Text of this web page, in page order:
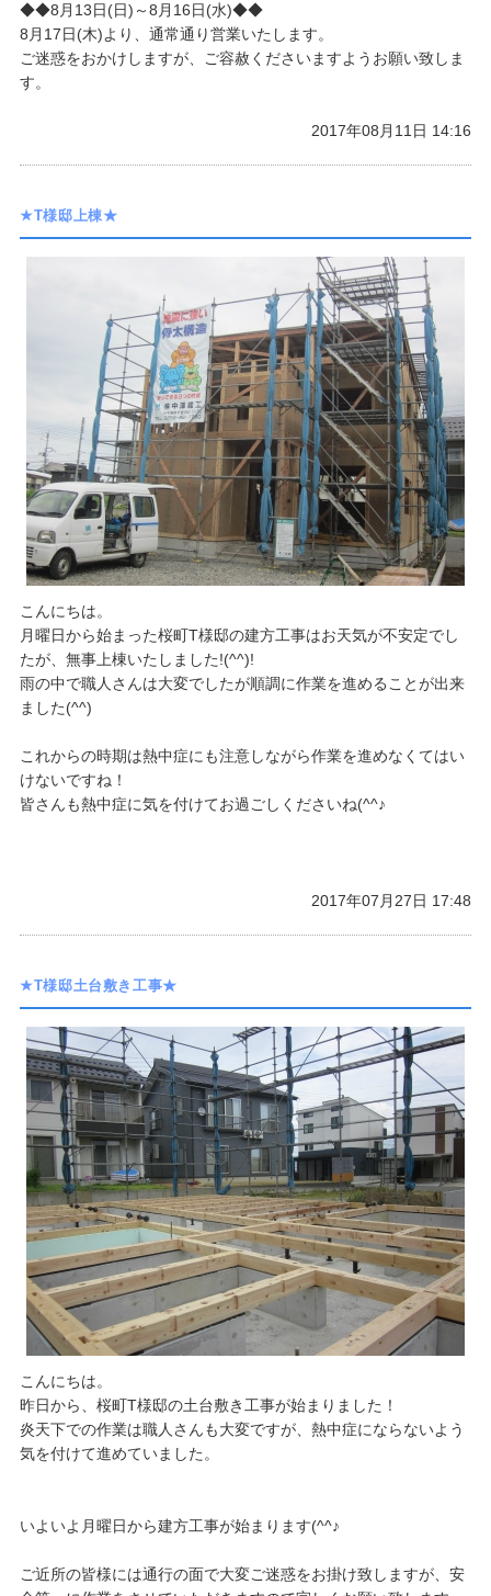
◆◆8月13日(日)～8月16日(水)◆◆
8月17日(木)より、通常通り営業いたします。
ご迷惑をおかけしますが、ご容赦くださいますようお願い致しま
す。
2017年08月11日 14:16
★T様邸上棟★
こんにちは。
​月曜日から始まった桜町T様邸の建方工事はお天気が不安定でし
たが、無事上棟いたしました!(^^)!
雨の中で職人さんは大変でしたが順調に作業を進めることが出来
ました(^^)
これからの時期は熱中症にも注意しながら作業を進めなくてはい
けないですね！
​皆さんも熱中症に気を付けてお過ごしくださいね(^^♪
2017年07月27日 17:48
★T様邸土台敷き工事★
こんにちは。
​昨日から、桜町T様邸の土台敷き工事が始まりました！
炎天下での作業は職人さんも大変ですが、熱中症にならないよう
気を付けて進めていました。
​いよいよ月曜日から建方工事が始まります(^^♪
ご近所の皆様には通行の面で大変ご迷惑をお掛け致しますが、安